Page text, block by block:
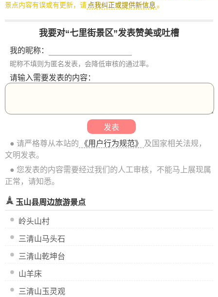
景点内容有误或有更新，请点我纠正或提供新信息。
我要对“七里街景区”发表赞美或吐槽
我的昵称：
昵称不填则为匿名发表，会降低审核的通过率。
请输入需要发表的内容：
● 请严格尊从本站的 《用户行为规范》
及国家相关法规，
文明发表。
● 您发表的内容需要经过我们的人工审核，不能马上展现属
正常，请知悉。
玉山县周边旅游景点
岭头山村
三清山马头石
三清山乾坤台
山羊床
三清山玉灵观